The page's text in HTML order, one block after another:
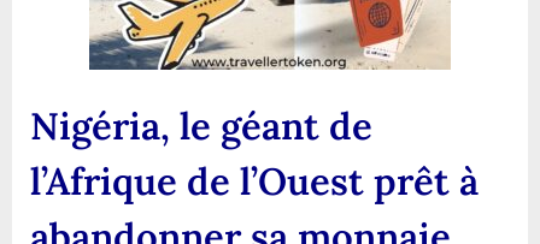
Nigéria, le géant de
l’Afrique de l’Ouest prêt à